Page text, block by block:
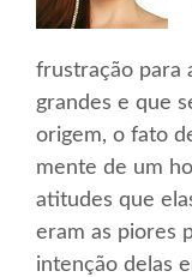
frustração para
grandes e que
origem, o fato
mente de um
atitudes que
eram as piores
intenção delas